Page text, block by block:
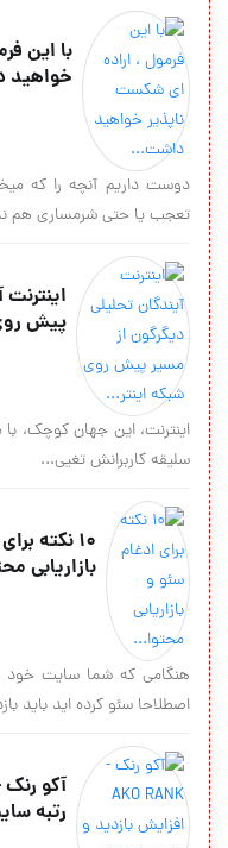
با این
دوست داریم آنچه را که
تعجب یا حتی شرمساری هم
پیش
اینترنت، این جهان کوچک،
سلیقه کاربرانش تغیی...
10 نکته
بازاریابی
هنگامی که شما سایت خود
اصطلاحا سئو کرده اید باید
رتبه